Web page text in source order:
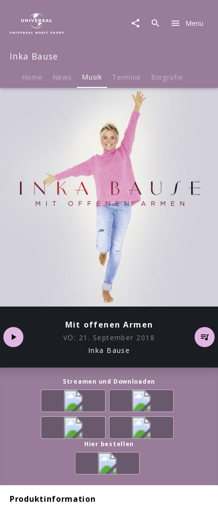
Musik
Mit
Armen
Menu
Inka Bause
Home News Musik Termine Biografie
Mit offenen Armen
VÖ: 21. September 2018
Inka Bause
Streamen und Downloaden
Hier bestellen
Produktinformation